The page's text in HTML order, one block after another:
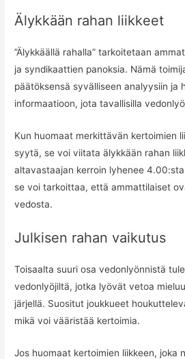
Älykkään rahan liikkeet
”Älykkäällä rahalla” tarkoitetaan
ja syndikaattien panoksia. Nämä
päätöksensä syvälliseen analyysiin ja
informaatioon, jota tavallisilla
Kun huomaat merkittävän kertoimien
syytä, se voi viitata älykkään rahan
altavastaajan kerroin lyhenee
se voi tarkoittaa, että ammattilaiset
vedosta.
Julkisen rahan vaikutus
Toisaalta suuri osa vedonlyönnistä
vedonlyöjiltä, jotka lyövät vetoa
järjellä. Suositut joukkueet
mikä voi vääristää kertoimia.
Jos huomaat kertoimien liikkeen, joka